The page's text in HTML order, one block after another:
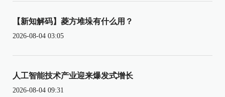
【新知解码】菱方堆垛有什么用？
2026-08-04 03:05
人工智能技术产业迎来爆发式增长
2026-08-04 09:31